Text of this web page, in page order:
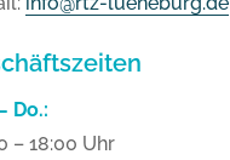
Do.:
– 18:00 Uhr